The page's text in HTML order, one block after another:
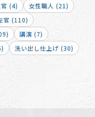
(4)
女性職人 (21)
官 (110)
講演 (7)
洗い出し仕上げ (30)